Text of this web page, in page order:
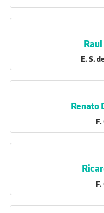
E. S.
Renato
F.
F.